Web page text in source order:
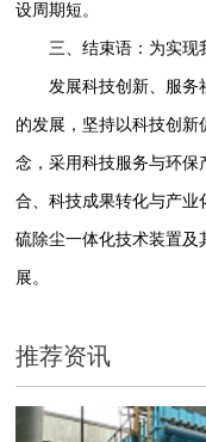
设周期短。
三、结束语：为实现
发展科技创新、服务
的发展，坚持以科技创
念，采用科技服务与环
合、科技成果转化与产
硫除尘一体化技术装置
展。
推荐资讯